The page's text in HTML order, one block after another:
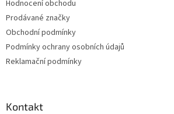
Hodnocení obchodu
Prodávané značky
Obchodní podmínky
Podmínky ochrany osobních údajů
Reklamační podmínky
Kontakt